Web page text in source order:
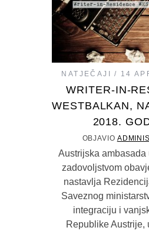
NATJEČAJI 14
WRITER-IN-
WESTBALKAN,
2018.
OBJAVIO
Austrijska ambasada
zadovoljstvom
nastavlja
Saveznog
integraciju i
Republike